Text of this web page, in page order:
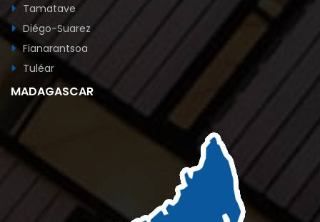
Tamatave
Diégo-Suarez
Fianarantsoa
Tuléar
MADAGASCAR